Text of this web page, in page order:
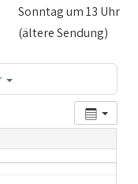
Sonntag um 13 Uhr
(ältere Sendung)